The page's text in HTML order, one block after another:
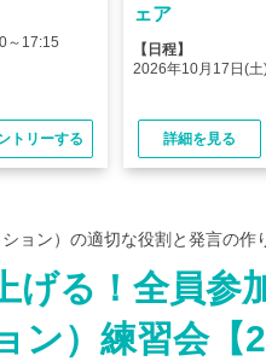
～17:15
トリーする
ェア
【日程】
2026年10月17日(
詳細を見る
ョン）の適切な役割と発言の作
る！全員参
ン）練習会【